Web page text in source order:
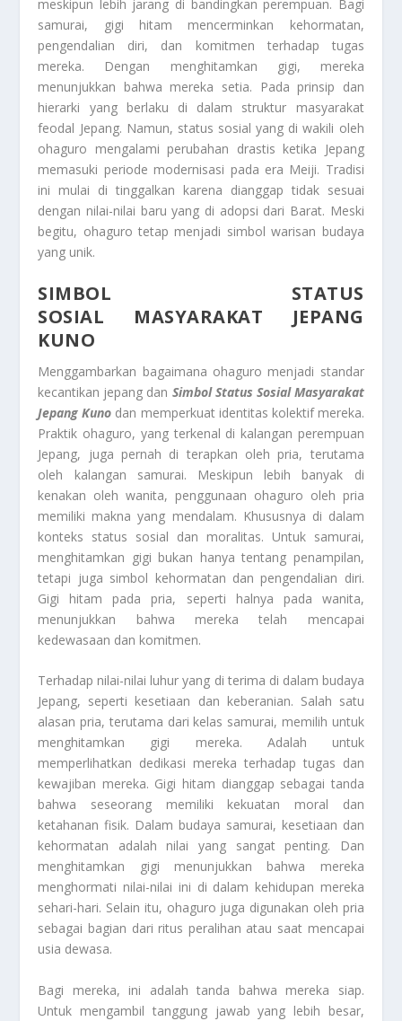
meskipun lebih jarang di bandingkan perempuan. Bagi
samurai, gigi hitam mencerminkan kehormatan,
pengendalian diri, dan komitmen terhadap tugas
mereka. Dengan menghitamkan gigi, mereka
menunjukkan bahwa mereka setia. Pada prinsip dan
hierarki yang berlaku di dalam struktur masyarakat
feodal Jepang. Namun, status sosial yang di wakili oleh
ohaguro mengalami perubahan drastis ketika Jepang
memasuki periode modernisasi pada era Meiji. Tradisi
ini mulai di tinggalkan karena dianggap tidak sesuai
dengan nilai-nilai baru yang di adopsi dari Barat. Meski
begitu, ohaguro tetap menjadi simbol warisan budaya
yang unik.
SIMBOL STATUS
SOSIAL MASYARAKAT JEPANG
KUNO
Menggambarkan bagaimana ohaguro menjadi standar
kecantikan jepang dan Simbol Status SosialMasyarakat
Jepang Kuno dan memperkuat identitas kolektif mereka.
Praktik ohaguro, yang terkenal di kalangan perempuan
Jepang, juga pernah di terapkan oleh pria, terutama
oleh kalangan samurai. Meskipun lebih banyak di
kenakan oleh wanita, penggunaan ohaguro oleh pria
memiliki makna yang mendalam. Khususnya di dalam
konteks status sosial dan moralitas. Untuk samurai,
menghitamkan gigi bukan hanya tentang penampilan,
tetapi juga simbol kehormatan dan pengendalian diri.
Gigi hitam pada pria, seperti halnya pada wanita,
menunjukkan bahwa mereka telah mencapai
kedewasaan dan komitmen.
Terhadap nilai-nilai luhur yang di terima di dalam budaya
Jepang, seperti kesetiaan dan keberanian. Salah satu
alasan pria, terutama dari kelas samurai, memilih untuk
menghitamkan gigi mereka. Adalah untuk
memperlihatkan dedikasi mereka terhadap tugas dan
kewajiban mereka. Gigi hitam dianggap sebagai tanda
bahwa seseorang memiliki kekuatan moral dan
ketahanan fisik. Dalam budaya samurai, kesetiaan dan
kehormatan adalah nilai yang sangat penting. Dan
menghitamkan gigi menunjukkan bahwa mereka
menghormati nilai-nilai ini di dalam kehidupan mereka
sehari-hari. Selain itu, ohaguro juga digunakan oleh pria
sebagai bagian dari ritus peralihan atau saat mencapai
usia dewasa.
Bagi mereka, ini adalah tanda bahwa mereka siap.
Untuk mengambil tanggung jawab yang lebih besar,